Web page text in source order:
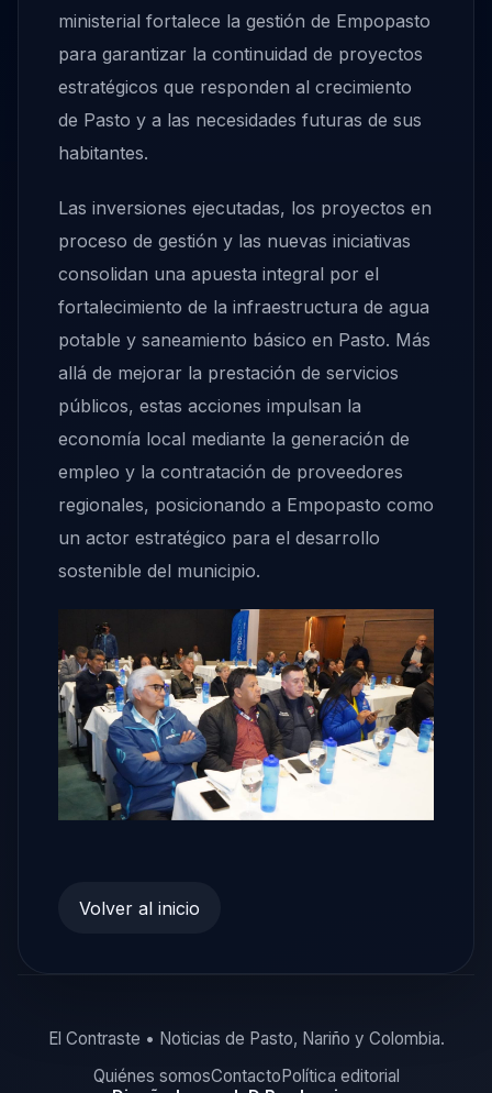
ministerial fortalece la gestión de Empopasto
para garantizar la continuidad de proyectos
estratégicos que responden al crecimiento
de Pasto y a las necesidades futuras de sus
habitantes.
Las inversiones ejecutadas, los proyectos en
proceso de gestión y las nuevas iniciativas
consolidan una apuesta integral por el
fortalecimiento de la infraestructura de agua
potable y saneamiento básico en Pasto. Más
allá de mejorar la prestación de servicios
públicos, estas acciones impulsan la
economía local mediante la generación de
empleo y la contratación de proveedores
regionales, posicionando a Empopasto como
un actor estratégico para el desarrollo
sostenible del municipio.
Volver al inicio
El Contraste • Noticias de Pasto, Nariño y Colombia.
Quiénes somosContactoPolítica editorial